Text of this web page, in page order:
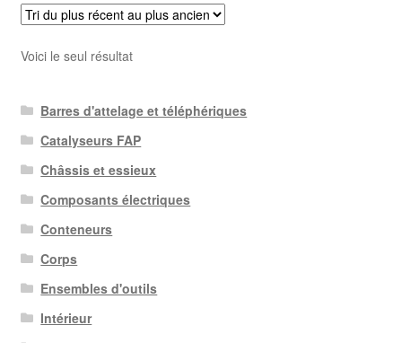
Voici le seul résultat
Barres d'attelage et téléphériques
Catalyseurs FAP
Châssis et essieux
Composants électriques
Conteneurs
Corps
Ensembles d'outils
Intérieur